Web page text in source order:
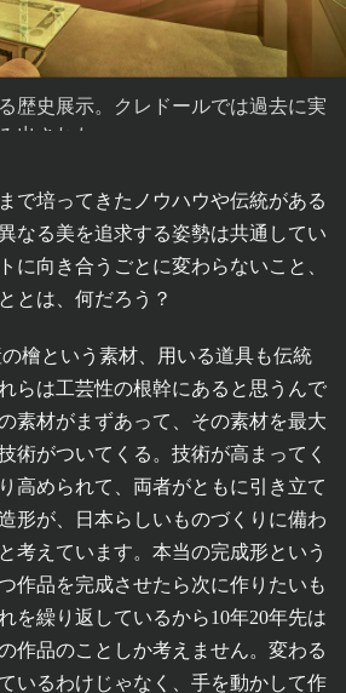
歴史展示。クレドールでは過去に実
出された。
で培ってきたノウハウや伝統がある
なる美を追求する姿勢は共通してい
に向き合うごとに変わらないこと、
とは、何だろう？
檜という素材、用いる道具も伝統
らは工芸性の根幹にあると思うんで
素材がまずあって、その素材を最大
術がついてくる。技術が高まってく
高められて、両者がともに引き立て
形が、日本らしいものづくりに備わ
考えています。本当の完成形という
作品を完成させたら次に作りたいも
を繰り返しているから10年20年先は
作品のことしか考えません。変わる
いるわけじゃなく、手を動かして作